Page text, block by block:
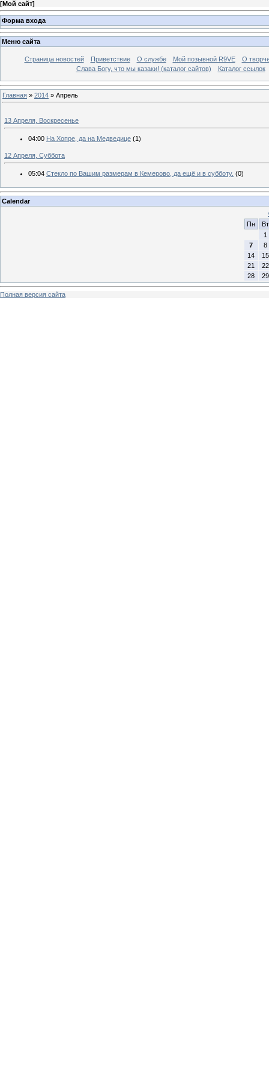
[Мой сайт]
Форма входа
Меню сайта
Страница новостей Приветствие О службе Мой позывной R9VE
О
Слава Богу, что мы казаки! (каталог сайтов)
Каталог ссылок
Главная » 2014 » Апрель
13 Апреля, Воскресенье
04:00 На Хопре, да на Медведице (1)
12 Апреля, Суббота
05:04 Стекло по Вашим размерам в Кемерово, да ещё и в субботу. (0)
Calendar
Пн
Вт
1
7
8
14
15
21
22
28
29
Полная версия сайта